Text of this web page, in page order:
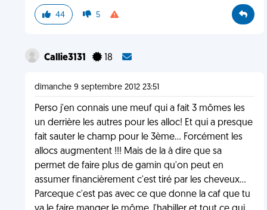
44 5
Callie3131 18
dimanche 9 septembre 2012 23:51
Perso j'en connais une meuf qui a fait 3 mômes les
un derrière les autres pour les alloc! Et qui a presque
fait sauter le champ pour le 3ème... Forcément les
allocs augmentent !!! Mais de la à dire que sa
permet de faire plus de gamin qu'on peut en
assumer financièrement c'est tiré par les cheveux...
Parceque c'est pas avec ce que donne la caf que tu